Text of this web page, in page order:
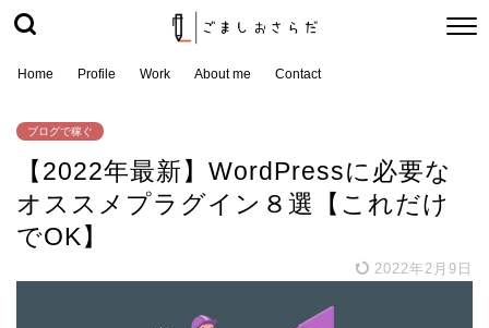
Home Profile Work About me Contact
ブログで稼ぐ
【2022年最新】WordPressに必要な
オススメプラグイン８選【これだけ
でOK】
2022年2月9日